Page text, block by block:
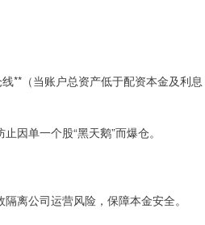
**（当账户总资产低于配资本金及利息
因单一个股“黑天鹅”而爆仓。
离公司运营风险，保障本金安全。